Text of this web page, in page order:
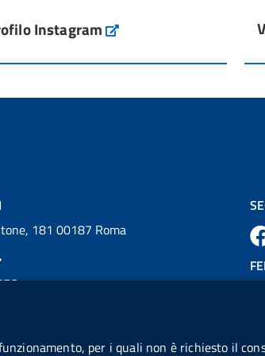
L'Italia si conferma tra i primi Paesi europei
dal Servi...
Instagram Instagram
per i quali non è richiesto il
181 00187 Roma
97345810580